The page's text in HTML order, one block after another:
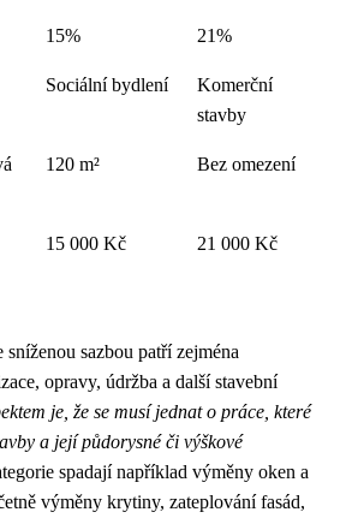
15% 21%
Sociální bydlení
Komerční
stavby
120 m² Bez omezení
15 000 Kč 21 000 Kč
sníženou sazbou patří zejména
opravy, údržba a další stavební
je, že se musí jednat o práce, které
a její půdorysné či výškové
spadají například výměny oken a
výměny krytiny, zateplování fasád,